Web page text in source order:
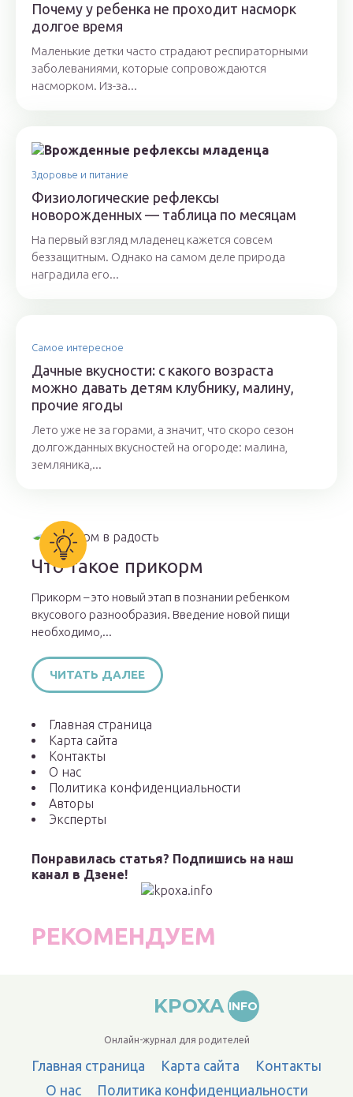
Почему у ребенка не проходит насморк
долгое время
Маленькие детки часто страдают респираторными
заболеваниями, которые сопровождаются
насморком. Из-за...
Здоровье и питание
Физиологические рефлексы
новорожденных — таблица по месяцам
На первый взгляд младенец кажется совсем
беззащитным. Однако на самом деле природа
наградила его...
Самое интересное
Дачные вкусности: с какого возраста
можно давать детям клубнику, малину,
прочие ягоды
Лето уже не за горами, а значит, что скоро сезон
долгожданных вкусностей на огороде: малина,
земляника,...
Что такое прикорм
Прикорм – это новый этап в познании ребенком
вкусового разнообразия. Введение новой пищи
необходимо,...
ЧИТАТЬ ДАЛЕЕ
Главная страница
Карта сайта
Контакты
О нас
Политика конфиденциальности
Авторы
Эксперты
Понравилась статья? Подпишись на наш
канал в Дзене!
РЕКОМЕНДУЕМ
KPOXA INFO
Онлайн-журнал для родителей
Главная страница Карта сайта
Контакты
О нас
Политика конфиденциальности